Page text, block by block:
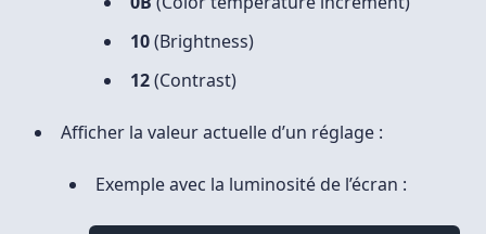
10(Brightness)
12(Contrast)
Afficher la valeur actuelle d’un réglage :
Exemple avec la luminosité de l’écran :